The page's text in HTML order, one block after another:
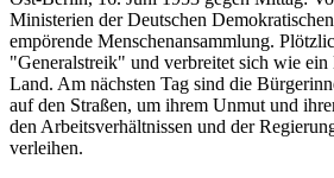
Ministerien der Deutschen
empörende Menschenansammlung.
"Generalstreik" und verbreitet sich wie ein
Land. Am nächsten Tag sind die
auf den Straßen, um ihrem Unmut und
den Arbeitsverhältnissen und der
verleihen.